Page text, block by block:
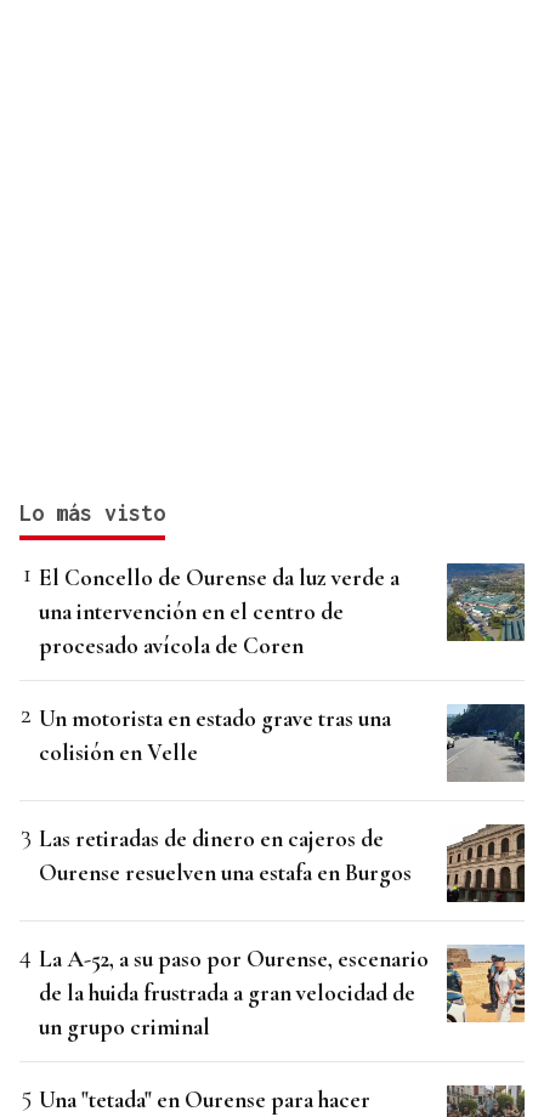
Lo más visto
El Concello de Ourense da luz verde a
una intervención en el centro de
procesado avícola de Coren
Un motorista en estado grave tras una
colisión en Velle
Las retiradas de dinero en cajeros de
Ourense resuelven una estafa en Burgos
La A-52, a su paso por Ourense, escenario
de la huida frustrada a gran velocidad de
un grupo criminal
Una "tetada" en Ourense para hacer